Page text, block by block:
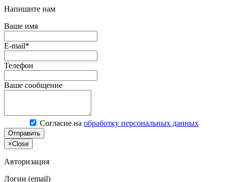
Напишите нам
Ваше имя
E-mail*
Телефон
Ваше сообщение
Согласие на обработку персональных данных
Отправить
×Close
Авторизация
Логин (email)